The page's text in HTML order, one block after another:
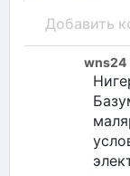
Добавить
wns24